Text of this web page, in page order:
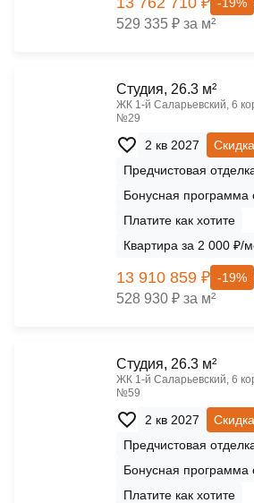
529 335 ₽ за м²
Cтудия, 26.3 м²
ЖК 1‑й Саларьевский, 6
№29
2 кв 2027
Скидка
Предчистовая
Бонусная
Платите как хотите
Квартира за 2 000 ₽/
13 910 859 ₽ -19%
528 930 ₽ за м²
Cтудия, 26.3 м²
ЖК 1‑й Саларьевский, 6
№59
2 кв 2027
Скидка
Предчистовая
Бонусная
Платите как хотите